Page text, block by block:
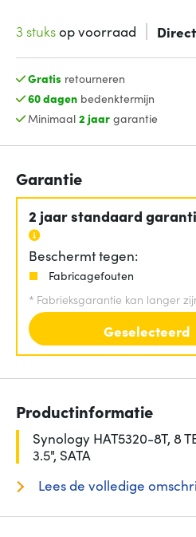
3 stuksop voorraad Direct
Gratis retourneren
60 dagenbedenktermijn
Minimaal 2 jaargarantie
Garantie
2 jaar standaard
Beschermt tegen:
Fabricagefouten
* Fabrieksgarantie kan langer
Geselecteerd
Productinformatie
Synology HAT5320-8T, 8
3.5", SATA
Lees de volledige